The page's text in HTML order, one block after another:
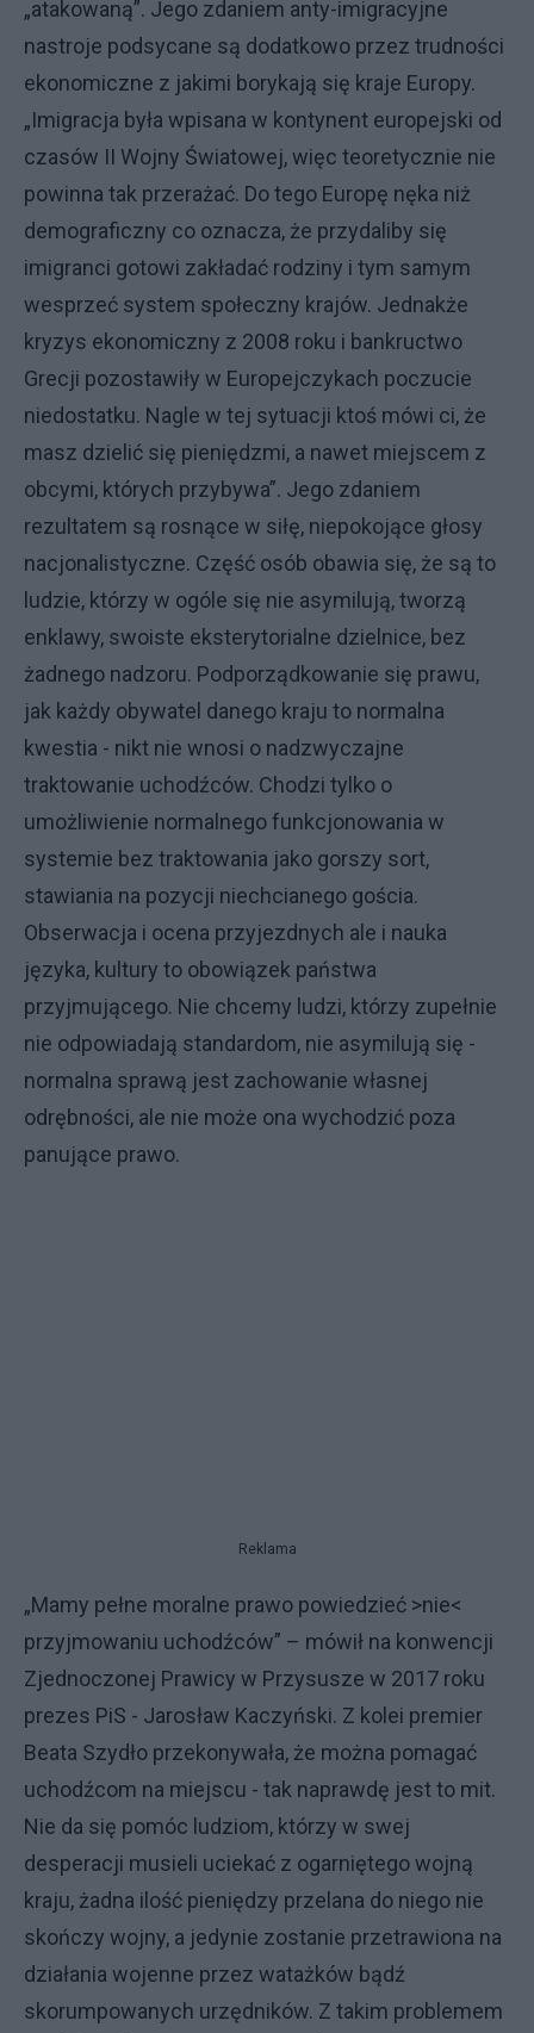
„atakowaną”. Jego zdaniem anty-imigracyjne
nastroje podsycane są dodatkowo przez trudności
ekonomiczne z jakimi borykają się kraje Europy.
„Imigracja była wpisana w kontynent europejski od
czasów II Wojny Światowej, więc teoretycznie nie
powinna tak przerażać. Do tego Europę nęka niż
demograficzny co oznacza, że przydaliby się
imigranci gotowi zakładać rodziny i tym samym
wesprzeć system społeczny krajów. Jednakże
kryzys ekonomiczny z 2008 roku i bankructwo
Grecji pozostawiły w Europejczykach poczucie
niedostatku. Nagle w tej sytuacji ktoś mówi ci, że
masz dzielić się pieniędzmi, a nawet miejscem z
obcymi, których przybywa”. Jego zdaniem
rezultatem są rosnące w siłę, niepokojące głosy
nacjonalistyczne. Część osób obawia się, że są to
ludzie, którzy w ogóle się nie asymilują, tworzą
enklawy, swoiste eksterytorialne dzielnice, bez
żadnego nadzoru. Podporządkowanie się prawu,
jak każdy obywatel danego kraju to normalna
kwestia - nikt nie wnosi o nadzwyczajne
traktowanie uchodźców. Chodzi tylko o
umożliwienie normalnego funkcjonowania w
systemie bez traktowania jako gorszy sort,
stawiania na pozycji niechcianego gościa.
Obserwacja i ocena przyjezdnych ale i nauka
języka, kultury to obowiązek państwa
przyjmującego. Nie chcemy ludzi, którzy zupełnie
nie odpowiadają standardom, nie asymilują się -
normalna sprawą jest zachowanie własnej
odrębności, ale nie może ona wychodzić poza
panujące prawo.
Reklama
„Mamy pełne moralne prawo powiedzieć >nie<
przyjmowaniu uchodźców” – mówił na konwencji
Zjednoczonej Prawicy w Przysusze w 2017 roku
prezes PiS - Jarosław Kaczyński. Z kolei premier
Beata Szydło przekonywała, że można pomagać
uchodźcom na miejscu - tak naprawdę jest to mit.
Nie da się pomóc ludziom, którzy w swej
desperacji musieli uciekać z ogarniętego wojną
kraju, żadna ilość pieniędzy przelana do niego nie
skończy wojny, a jedynie zostanie przetrawiona na
działania wojenne przez watażków bądź
skorumpowanych urzędników. Z takim problemem